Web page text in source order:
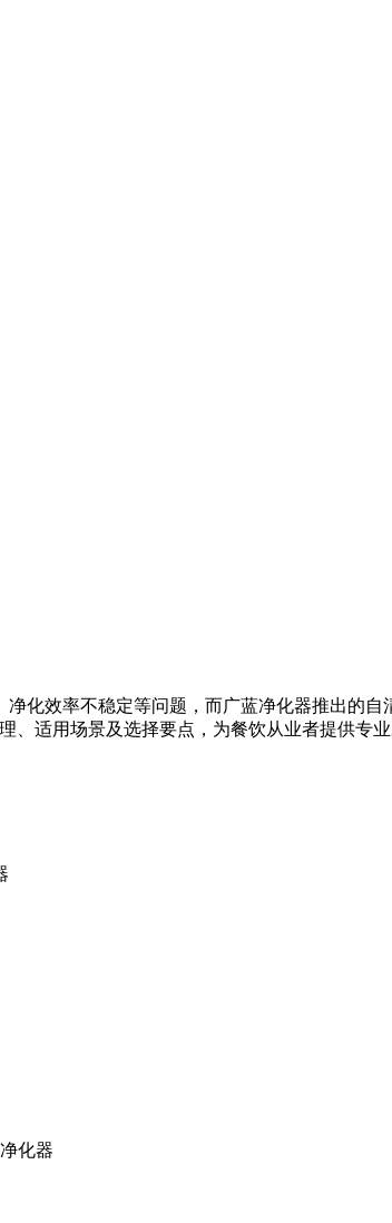
化效率不稳定等问题，而广蓝净化器推出的自
适用场景及选择要点，为餐饮从业者提供专业